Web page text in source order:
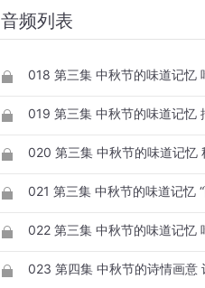
音频列表
018 第三集 中秋节的味道记忆
019 第三集 中秋节的味道记忆
020 第三集 中秋节的味道记忆
021 第三集 中秋节的味道记忆
022 第三集 中秋节的味道记忆
023 第四集 中秋节的诗情画意